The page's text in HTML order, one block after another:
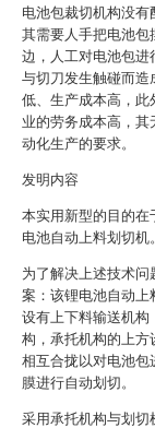
电池包裁切机构没有
其需要人手把电池包
边，人工对电池包进
与切刀发生触碰而造
低、生产成本高，此
业的劳务成本高，其
动化生产的要求。
发明内容
本实用新型的目的在
电池自动上料划切机。
为了解决上述技术
案：该锂电池自动上
设有上下料输送机构
构，承托机构的上方
相互合拢以对电池包
膜进行自动划切。
采用承托机构与划切